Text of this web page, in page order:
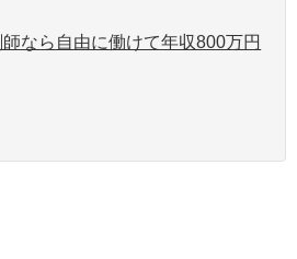
なら自由に働けて年収800万円